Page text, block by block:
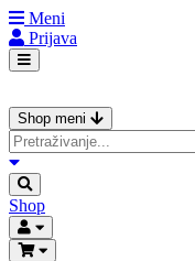
Meni
Prijava
Shop meni
Shop